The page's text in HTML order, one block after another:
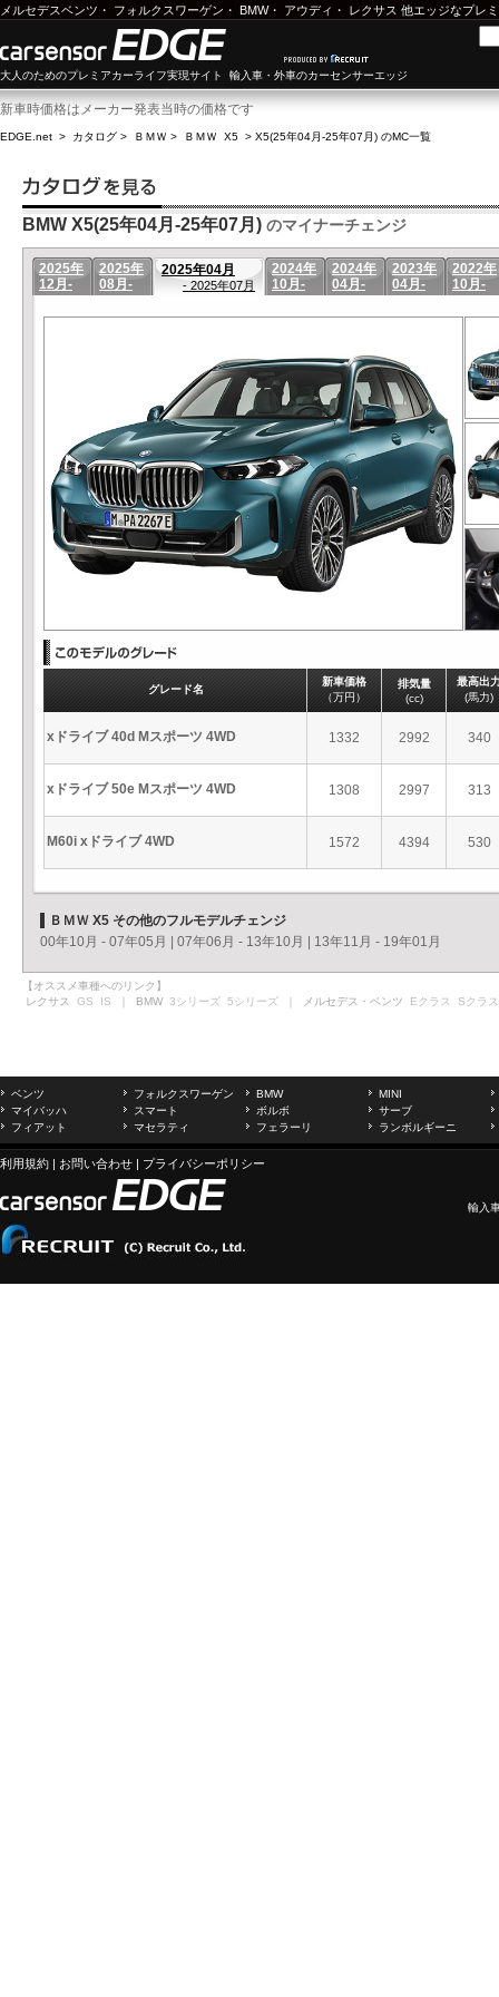
メルセデスベンツ ・ フォルクスワーゲン ・ BMW・ アウディ ・ レクサス 他エッジなプレ
大人のためのプレミアカーライフ実現サイト 輸入車・外車のカーセンサーエッジ
新車時価格はメーカー発表当時の価格です
EDGE.net > カタログ > ＢＭＷ > ＢＭＷ X5 > X5(25年04月-25年07月) のMC一覧
BMW X5(25年04月-25年07月) のマイナーチェンジ
2025年
12月-
2025年
08月-
2025年04月
- 2025年07月
2024年
10月-
2024年
04月-
2023年
04月-
2022年
10月-
グレード名
新車価格
（万円）
排気量
(cc)
最高出
(馬力)
xドライブ 40d Mスポーツ 4WD 1332 2992 340
xドライブ 50e Mスポーツ 4WD 1308 2997 313
M60i xドライブ 4WD 1572 4394 530
ＢＭＷ X5 その他のフルモデルチェンジ
00年10月 - 07年05月
07年06月 - 13年10月 13年11月 - 19年01月
【オススメ車種へのリンク】
レクサス GS IS ｜ BMW 3シリーズ 5シリーズ ｜ メルセデス・ベンツ Eクラス Sクラス
ベンツ フォルクスワーゲン BMW
MINI
マイバッハ
スマート ボルボ
サーブ
フィアット
マセラティ フェラーリ ランボルギーニ
利用規約 | お問い合わせ | プライバシーポリシー
輸入